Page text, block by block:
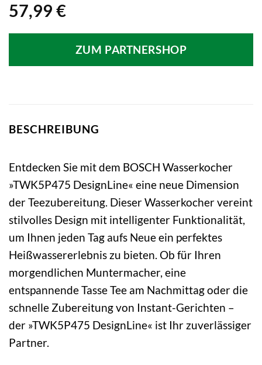
57,99 €
ZUM PARTNERSHOP
BESCHREIBUNG
Entdecken Sie mit dem BOSCH Wasserkocher
»TWK5P475 DesignLine« eine neue Dimension
der Teezubereitung. Dieser Wasserkocher vereint
stilvolles Design mit intelligenter Funktionalität,
um Ihnen jeden Tag aufs Neue ein perfektes
Heißwassererlebnis zu bieten. Ob für Ihren
morgendlichen Muntermacher, eine
entspannende Tasse Tee am Nachmittag oder die
schnelle Zubereitung von Instant-Gerichten –
der »TWK5P475 DesignLine« ist Ihr zuverlässiger
Partner.